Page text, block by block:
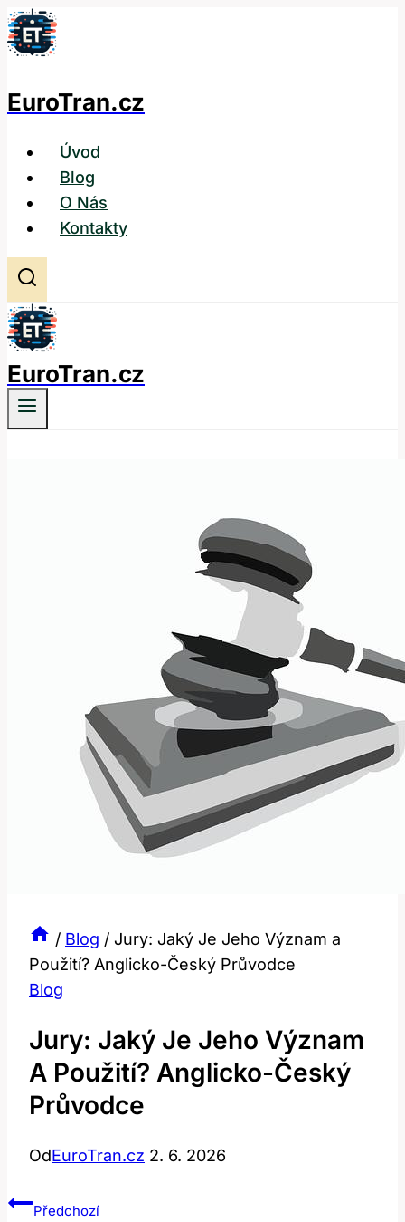
Přeskočit
na
EuroTran.cz
Úvod
Blog
O Nás
Kontakty
EuroTran.cz
/ Blog / Jury: Jaký Je Jeho Význam a
Použití? Anglicko-Český Průvodce
Blog
Jury: Jaký Je Jeho Význam
A Použití? Anglicko-Český
Průvodce
OdEuroTran.cz 2. 6. 2026
Navigace
Předchozí